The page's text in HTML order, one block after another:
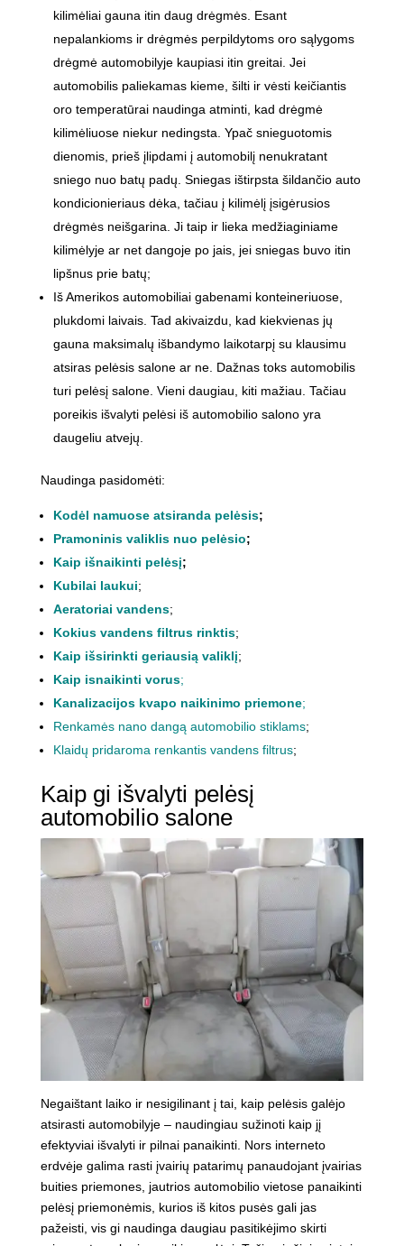
kilimėliai gauna itin daug drėgmės. Esant
nepalankioms ir drėgmės perpildytoms oro sąlygoms
drėgmė automobilyje kaupiasi itin greitai. Jei
automobilis paliekamas kieme, šilti ir vėsti keičiantis
oro temperatūrai naudinga atminti, kad drėgmė
kilimėliuose niekur nedingsta. Ypač snieguotomis
dienomis, prieš įlipdami į automobilį nenukratant
sniego nuo batų padų. Sniegas ištirpsta šildančio auto
kondicionieriaus dėka, tačiau į kilimėlį įsigėrusios
drėgmės neišgarina. Ji taip ir lieka medžiaginiame
kilimėlyje ar net dangoje po jais, jei sniegas buvo itin
lipšnus prie batų;
Iš Amerikos automobiliai gabenami konteineriuose,
plukdomi laivais. Tad akivaizdu, kad kiekvienas jų
gauna maksimalų išbandymo laikotarpį su klausimu
atsiras pelėsis salone ar ne. Dažnas toks automobilis
turi pelėsį salone. Vieni daugiau, kiti mažiau. Tačiau
poreikis išvalyti pelėsi iš automobilio salono yra
daugeliu atvejų.
Naudinga pasidomėti:
Kodėl namuose atsiranda pelėsis;
Pramoninis valiklis nuo pelėsio;
Kaip išnaikinti pelėsį;
Kubilai laukui;
Aeratoriai vandens;
Kokius vandens filtrus rinktis;
Kaip išsirinkti geriausią valiklį;
Kaip isnaikinti vorus;
Kanalizacijos kvapo naikinimo priemone;
Renkamės nano dangą automobilio stiklams;
Klaidų pridaroma renkantis vandens filtrus;
Kaip gi išvalyti pelėsį
automobilio salone
Negaištant laiko ir nesigilinant į tai, kaip pelėsis galėjo
atsirasti automobilyje – naudingiau sužinoti kaip jį
efektyviai išvalyti ir pilnai panaikinti. Nors interneto
erdvėje galima rasti įvairių patarimų panaudojant įvairias
buities priemones, jautrios automobilio vietose panaikinti
pelėsį priemonėmis, kurios iš kitos pusės gali jas
pažeisti, vis gi naudinga daugiau pasitikėjimo skirti